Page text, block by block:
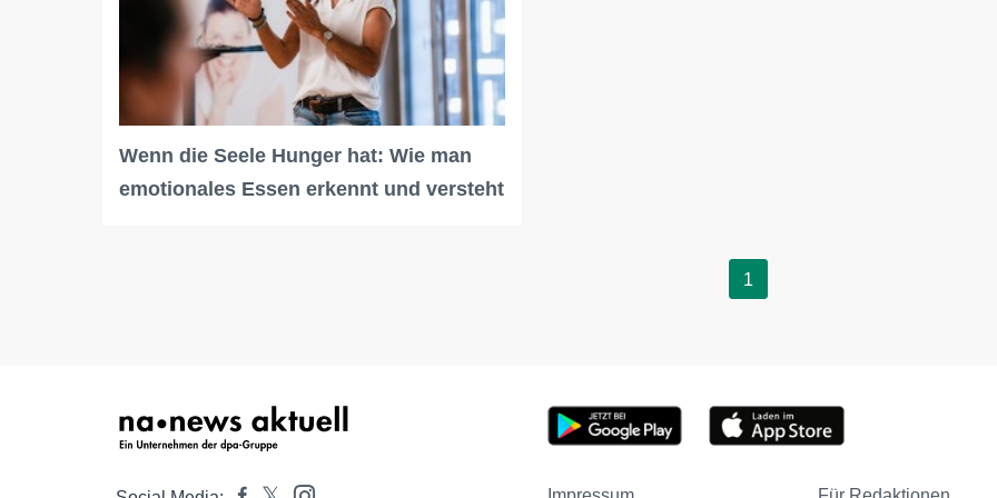
Wenn die Seele Hunger hat: Wie man
emotionales Essen erkennt und versteht
1